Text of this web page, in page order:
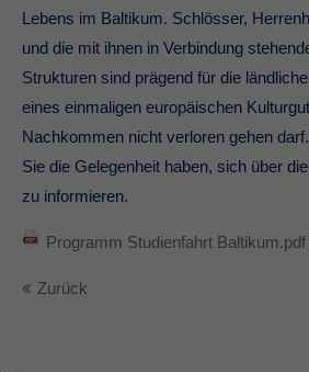
Lebens im Baltikum. Schlösser,
und die mit ihnen in Verbindung
Strukturen sind prägend für die
eines einmaligen europäischen
Nachkommen nicht verloren gehen
Sie die Gelegenheit haben, sich über
zu informieren.
Programm Studienfahrt Baltikum.pdf
Zurück